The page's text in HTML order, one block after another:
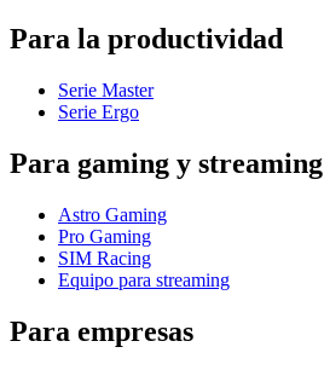
Para la productividad
Serie Master
Serie Ergo
Para gaming y streaming
Astro Gaming
Pro Gaming
SIM Racing
Equipo para streaming
Para empresas